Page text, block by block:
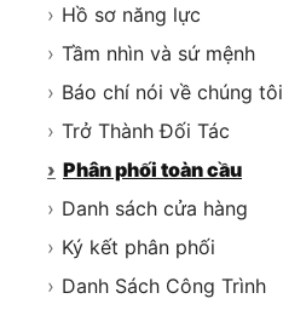
› Hồ sơ năng lực
› Tầm nhìn và sứ mệnh
› Báo chí nói về chúng tôi
› Trở Thành Đối Tác
› Phân phối toàn cầu
› Danh sách cửa hàng
› Ký kết phân phối
› Danh Sách Công Trình